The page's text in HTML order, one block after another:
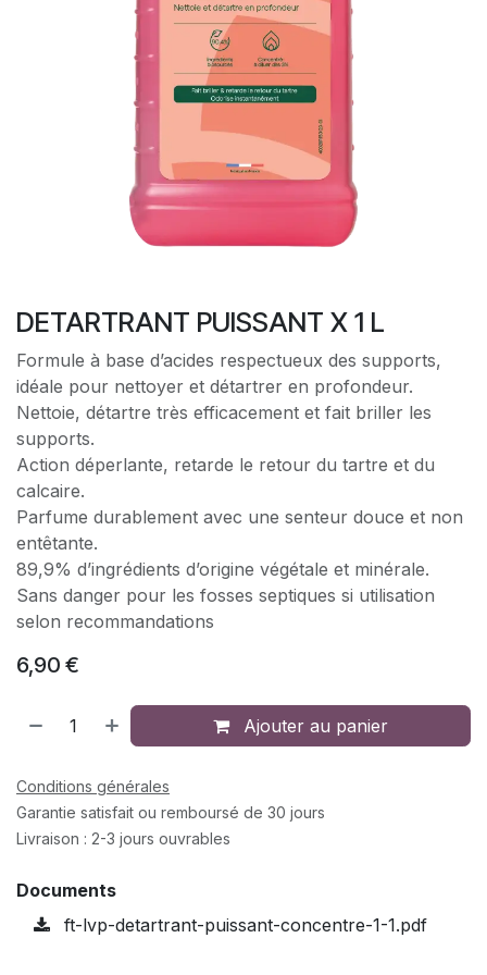
DETARTRANT PUISSANT X 1 L
Formule à base d’acides respectueux des supports,
idéale pour nettoyer et détartrer en profondeur.
Nettoie, détartre très efficacement et fait briller les
supports.
Action déperlante, retarde le retour du tartre et du
calcaire.
Parfume durablement avec une senteur douce et non
entêtante.
89,9% d’ingrédients d’origine végétale et minérale.
Sans danger pour les fosses septiques si utilisation
selon recommandations
6,90 €
Ajouter au panier
Conditions générales
Garantie satisfait ou remboursé de 30 jours
Livraison : 2-3 jours ouvrables
Documents
ft-lvp-detartrant-puissant-concentre-1-1.pdf